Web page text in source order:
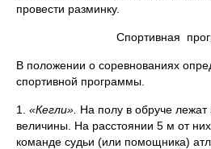
провести разминку.
Спортивная
В положении о соревнованиях
спортивной программы.
1. «Кегли». На полу в обруче
величины. На расстоянии 5 м от
команде судьи (или помощника)